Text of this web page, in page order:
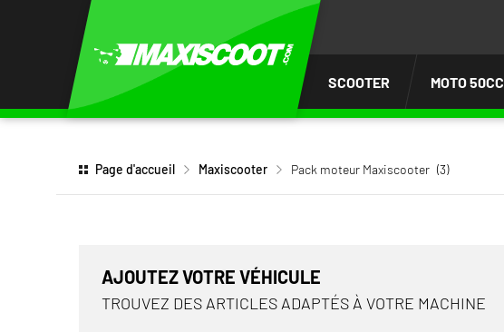
SCOOTER MOTO 50CC
Page d'accueil Maxiscooter Pack moteur Maxiscooter (3)
AJOUTEZ VOTRE VÉHICULE
TROUVEZ DES ARTICLES ADAPTÉS À VOTRE MACHINE